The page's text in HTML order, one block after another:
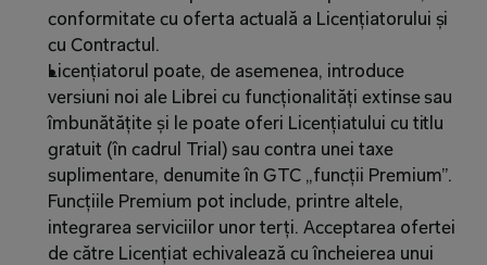
conformitate cu oferta actuală a Licențiatorului și
cu Contractul.
Licențiatorul poate, de asemenea, introduce
versiuni noi ale Librei cu funcționalități extinse sau
îmbunătățite și le poate oferi Licențiatului cu titlu
gratuit (în cadrul Trial) sau contra unei taxe
suplimentare, denumite în GTC „funcții Premium”.
Funcțiile Premium pot include, printre altele,
integrarea serviciilor unor terți. Acceptarea ofertei
de către Licențiat echivalează cu încheierea unui